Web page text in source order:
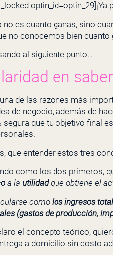
optin_id=optin_29] ¡Ya
no es cuanto ganas, sino
no conocemos bien
al siguiente punto…
en
de las razones más
de negocio, además de
segura que tu objetivo final
que entender estos tres
como los dos primeros,
a la utilidadque obtiene el
como los ingresos
(gastos de producción,
el concepto teórico,
a domicilio sin costo